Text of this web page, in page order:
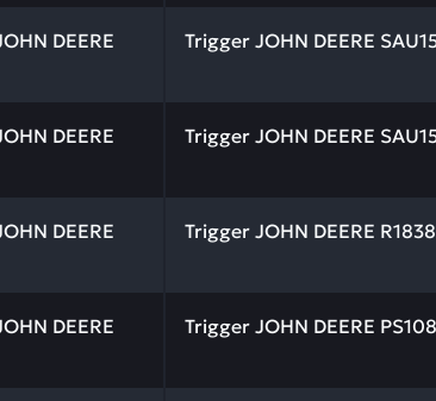
DEERE Trigger JOHN DEERE
гарантию качества и
DEERE Trigger JOHN DEERE
гарантию качества и
DEERE Trigger JOHN DEERE
гарантию качества и
DEERE Trigger JOHN DEERE
гарантию качества и